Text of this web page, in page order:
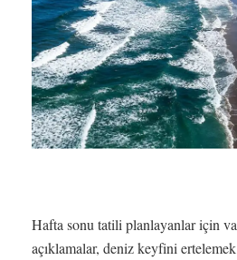
Hafta sonu tatili planlayanlar için
açıklamalar, deniz keyfini